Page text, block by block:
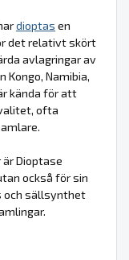
dioptas en
det relativt skört
avlagringar av
Kongo, Namibia,
kända för att
ofta
Dioptase
också för sin
och sällsynthet